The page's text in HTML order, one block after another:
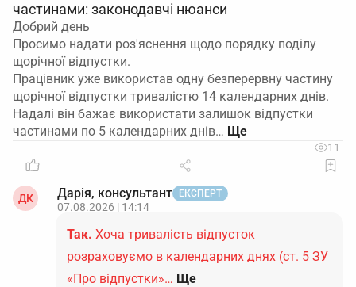
частинами: законодавчі нюанси
Добрий день
Просимо надати роз'яснення щодо порядку поділу
щорічної відпустки.
Працівник уже використав одну безперервну частину
щорічної відпустки тривалістю 14 календарних днів.
Надалі він бажає використати залишок відпустки
частинами по 5 календарних днів…
11
ДК Дарія, консультант ЕКСПЕРТ
07.08.2026 | 14:14
Так. Хоча тривалість відпусток
розраховуємо в календарних днях (ст. 5 ЗУ
«Про відпустки»… Ще